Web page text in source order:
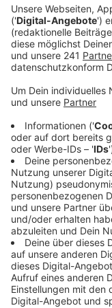
Anzeige
direkt zu Beginn
Bangerts Stimme
dann doch noch
glaube, wir
sagt Jürgen
Vorpahl haben
britischen Musiker
Shall Last"
ist. Das Album
Anspruch
beste Album der
nicht zu viel